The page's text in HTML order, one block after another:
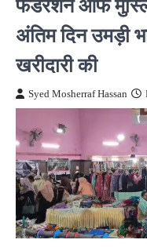
अंतिम दिन उमड़ी
खरीदारी की
Syed Mosherraf Hassan